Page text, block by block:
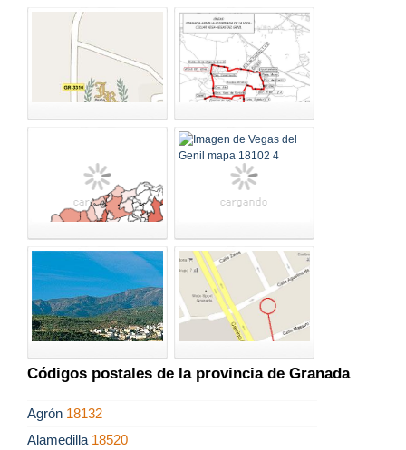
Códigos postales de la provincia de Granada
Agrón 18132
Alamedilla 18520